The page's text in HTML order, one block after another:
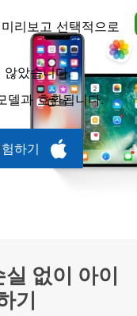
로그인
리보고 선택적으로
았습니다.
델과 호환됩니다.
하기
없이 아이
기